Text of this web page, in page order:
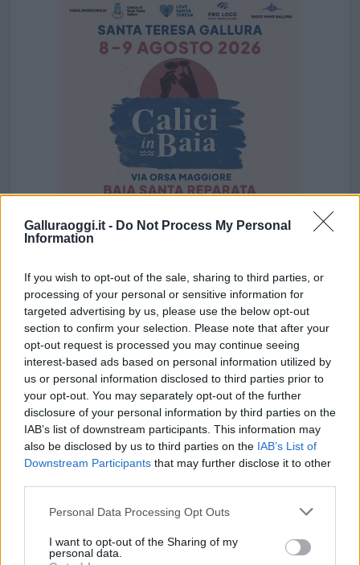
Galluraoggi.it - Do Not Process My Personal
Information
If you wish to opt-out of the sale, sharing to third parties, or
processing of your personal or sensitive information for
targeted advertising by us, please use the below opt-out
section to confirm your selection. Please note that after your
opt-out request is processed you may continue seeing
interest-based ads based on personal information utilized by
us or personal information disclosed to third parties prior to
your opt-out. You may separately opt-out of the further
disclosure of your personal information by third parties on the
IAB’s list of downstream participants. This information may
also be disclosed by us to third parties on the IAB’s List of
Downstream Participants that may further disclose it to other
Please note that this website/app uses one or more Google
not limited to your visit or usage behaviour. You may click to
grant or deny consent to Google and its third-party tags to
Personal Data Processing Opt Outs
I want to opt-out of the Sharing of my
personal data.
Vuoi rimuovere le pubblicità nazionali?
Puoi abbonarti asoli € 1,10 al mese
cliccandoqui
Sei già abbonato?
Puoi effettuare l'accesso andando nella
sezioneLogindal menù del sito o
cliccandoqui
TEMI:
Centro Velico Di Caprera
Fotovoltaico Sorgenia Caprera
Mario Mauri